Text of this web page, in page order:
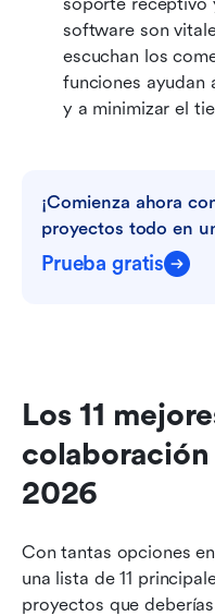
software son
escuchan los
funciones ayudan
y a minimizar el
¡Comienza ahora
proyectos todo en
Prueba gratis
Los 11
2026
Con tantas opciones
una lista de 11
proyectos que